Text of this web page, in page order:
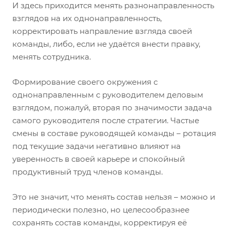
И здесь приходится менять разнонаправленность
взглядов на их однонаправленность,
корректировать направление взгляда своей
команды, либо, если не удаётся внести правку,
менять сотрудника.
Формирование своего окружения с
однонаправленным с руководителем деловым
взглядом, пожалуй, вторая по значимости задача
самого руководителя после стратегии. Частые
смены в составе руководящей команды – ротация
под текущие задачи негативно влияют на
уверенность в своей карьере и спокойный
продуктивный труд членов команды.
Это не значит, что менять состав нельзя – можно и
периодически полезно, но целесообразнее
сохранять состав команды, корректируя её